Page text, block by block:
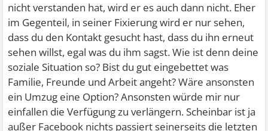
nicht verstanden hat, wird er es auch dann nicht. Eher
im Gegenteil, in seiner Fixierung wird er nur sehen,
dass du den Kontakt gesucht hast, dass du ihn erneut
sehen willst, egal was du ihm sagst. Wie ist denn deine
soziale Situation so? Bist du gut eingebettet was
Familie, Freunde und Arbeit angeht? Wäre ansonsten
ein Umzug eine Option? Ansonsten würde mir nur
einfallen die Verfügung zu verlängern. Scheinbar ist ja
außer Facebook nichts passiert seinerseits die letzten